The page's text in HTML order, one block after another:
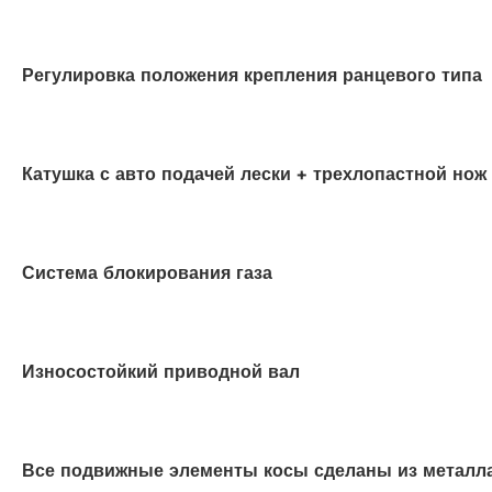
Регулировка положения крепления ранцевого типа
Катушка с авто подачей лески + трехлопастной нож
Система блокирования газа
Износостойкий приводной вал
Все подвижные элементы косы сделаны из